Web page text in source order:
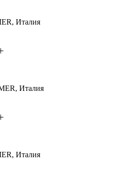
Италия
Италия
Италия